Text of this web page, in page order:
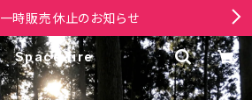
一時販売休止のお知らせ
Space fire